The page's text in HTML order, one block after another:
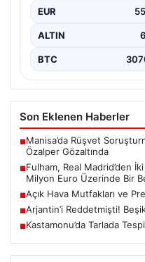
Premier Lig’in köklü
pazarlığında önemli bir
La…
EUR
ALTIN
BTC
Son Eklenen Haberler
■Manisa’da Rüşvet
Özalper Gözaltında
■Fulham, Real Madrid’den
Milyon Euro Üzerinde Bir
■Açık Hava Mutfakları ve
■Arjantin’i Reddetmişti!
■Kastamonu’da Tarlada